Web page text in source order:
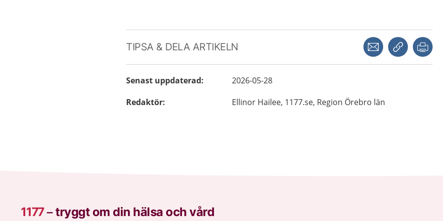
TIPSA & DELA ARTIKELN Dela via mejlKopiera länk
Senast uppdaterad:
2026-05-28
Redaktör: Ellinor Hailee, 1177.se, Region Örebro län
1177–tryggt om din hälsa och vård